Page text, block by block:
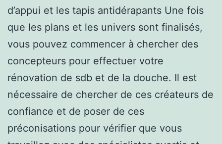
d’appui et les tapis antidérapants Une fois
que les plans et les univers sont finalisés,
vous pouvez commencer à chercher des
concepteurs pour effectuer votre
rénovation de sdb et de la douche. Il est
nécessaire de chercher de ces créateurs de
confiance et de poser de ces
préconisations pour vérifier que vous